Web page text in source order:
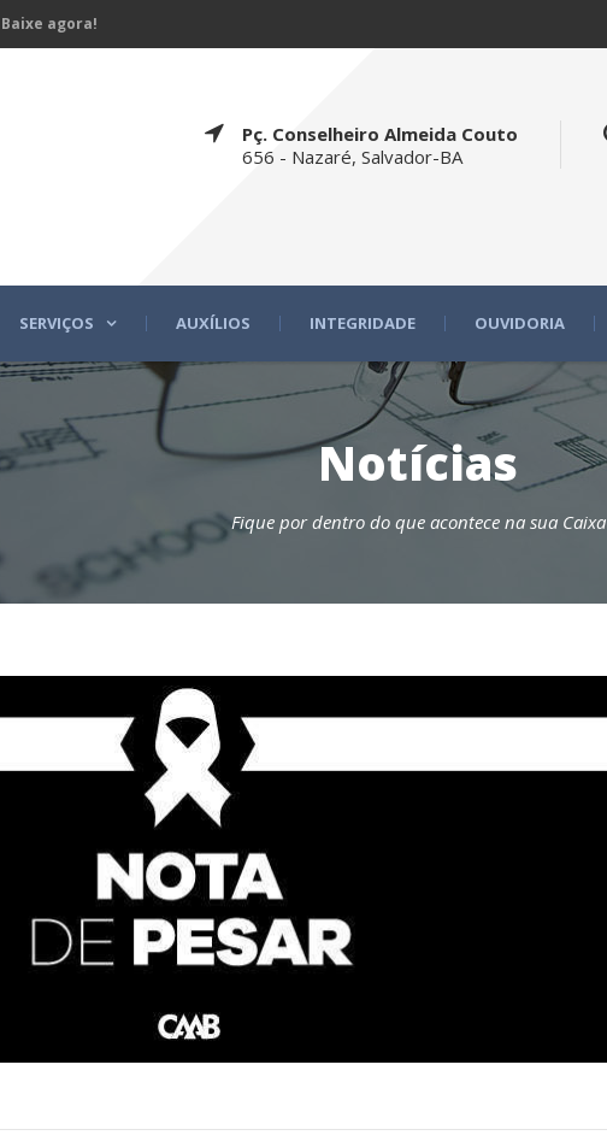
Baixe agora!
Pç. Conselheiro Almeida Couto
656 - Nazaré, Salvador-BA
SERVIÇOS AUXÍLIOS INTEGRIDADE OUVIDORIA
Notícias
Fique por dentro do que acontece na sua Caixa